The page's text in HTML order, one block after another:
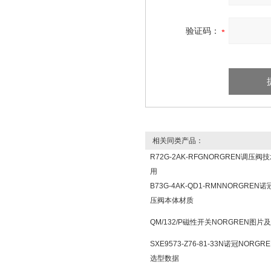
验证码：
相关同类产品：
R72G-2AK-RFGNORGREN调压阀
用
B73G-4AK-QD1-RMNNORGREN诺
压阀本体材质
QM/132/P磁性开关NORGREN图片
SXE9573-Z76-81-33N诺冠
选型数据